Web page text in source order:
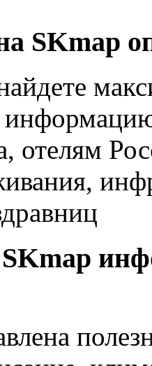
SKmap
отелям